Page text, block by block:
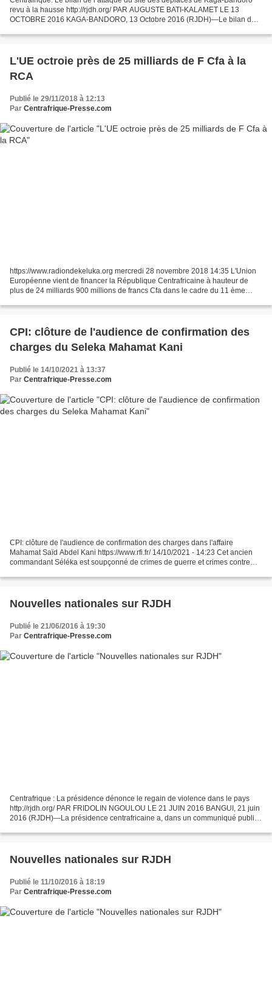
revu à la hausse http://rjdh.org/ PAR AUGUSTE BATI-KALAMET LE 13
OCTOBRE 2016 KAGA-BANDORO, 13 Octobre 2016 (RJDH)—Le bilan de
L'UE octroie près de 25 milliards de F Cfa à la
RCA
Publié le 29/11/2018 à 12:13
Par Centrafrique-Presse.com
https://www.radiondekeluka.org mercredi 28 novembre 2018 14:35 L'Union
Européenne vient de financer la République Centrafricaine à hauteur de
plus de 24 milliards 900 millions de francs Cfa dans le cadre du 11 ème
CPI: clôture de l'audience de confirmation des
charges du Seleka Mahamat Kani
Publié le 14/10/2021 à 13:37
Par Centrafrique-Presse.com
CPI: clôture de l'audience de confirmation des charges dans l'affaire
Mahamat Saïd Abdel Kani https://www.rfi.fr/ 14/10/2021 - 14:23 Cet ancien
commandant Séléka est soupçonné de crimes de guerre et crimes contre
Nouvelles nationales sur RJDH
Publié le 21/06/2016 à 19:30
Par Centrafrique-Presse.com
Centrafrique : La présidence dénonce le regain de violence dans le pays
http://rjdh.org/ PAR FRIDOLIN NGOULOU LE 21 JUIN 2016 BANGUI, 21 juin
2016 (RJDH)—La présidence centrafricaine a, dans un communiqué publié
Nouvelles nationales sur RJDH
Publié le 11/10/2016 à 18:19
Par Centrafrique-Presse.com